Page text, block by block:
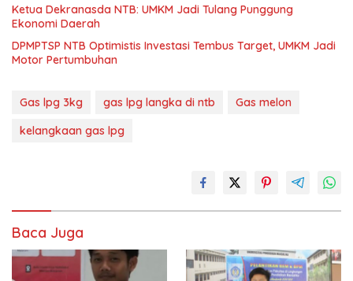
Ketua Dekranasda NTB: UMKM Jadi Tulang Punggung
Ekonomi Daerah
DPMPTSP NTB Optimistis Investasi Tembus Target, UMKM Jadi
Motor Pertumbuhan
Gas lpg 3kg gas lpg langka di ntb
Gas melon
kelangkaan gas lpg
Baca Juga